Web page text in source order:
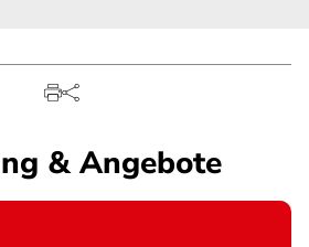
& Angebote